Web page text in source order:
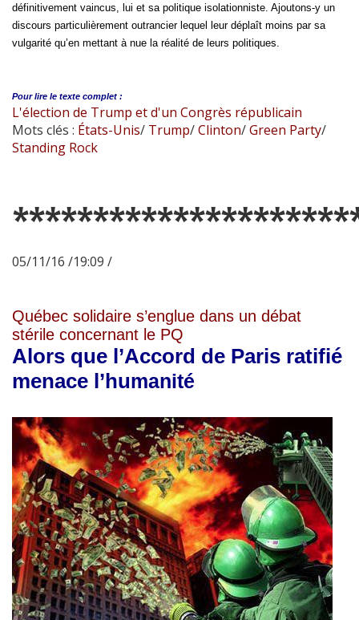
définitivement vaincus, lui et sa politique isolationniste. Ajoutons-y un
discours particulièrement outrancier lequel leur déplaît moins par sa
vulgarité qu’en mettant à nue la réalité de leurs politiques.
Pour lire le texte complet :
L'élection de Trump et d'un Congrès républicain
Mots clés : États-Unis/ Trump/Clinton/Green Party/
Standing Rock
05/11/16 /19:09 /
Québec solidaire s’englue dans un débat
stérile concernant le PQ
Alors que l’Accord de Paris ratifié
menace l’humanité